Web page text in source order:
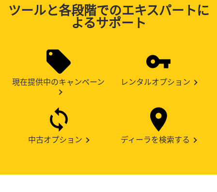
ツールと各段階でのエキスパートに
よるサポート
現在提供中のキャンペーン レンタルオプション
中古オプション ディーラを検索する